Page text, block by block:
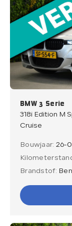
BMW 3 Serie
318i Edition M
Cruise
Bouwjaar: 26-
Brandstof: